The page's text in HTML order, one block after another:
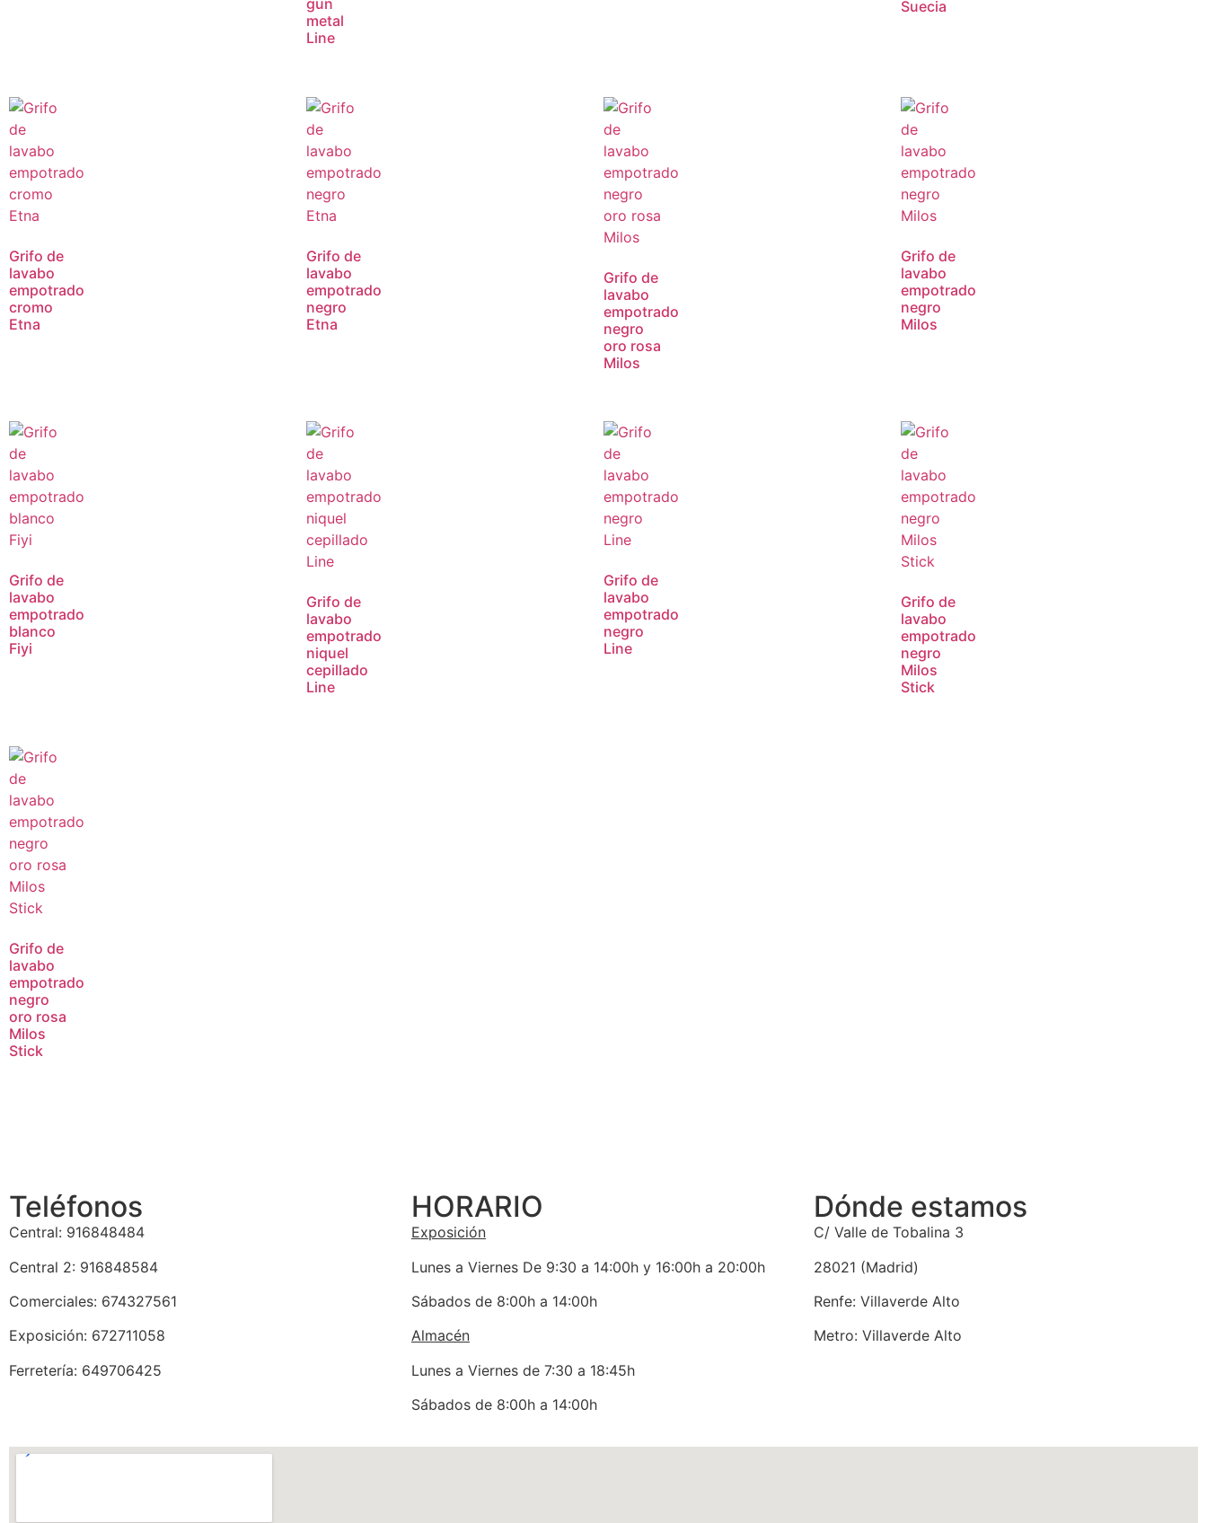
metal
Line
Suecia
Grifo de
lavabo
empotrado
cromo
Etna
Grifo de
lavabo
empotrado
negro
Etna
Grifo de
lavabo
empotrado
negro
oro rosa
Milos
Grifo de
lavabo
empotrado
negro
Milos
Grifo de
lavabo
empotrado
blanco
Fiyi
Grifo de
lavabo
empotrado
niquel
cepillado
Line
Grifo de
lavabo
empotrado
negro
Line
Grifo de
lavabo
empotrado
negro
Milos
Stick
Grifo de
lavabo
empotrado
negro
oro rosa
Milos
Stick
Teléfonos
Central: 916848484
Central 2: 916848584
Comerciales: 674327561
Exposición: 672711058
Ferretería: 649706425
HORARIO
Exposición
Lunes a Viernes De 9:30 a 14:00h y 16:00h a 20:00h
Sábados de 8:00h a 14:00h
Almacén
Lunes a Viernes de 7:30 a 18:45h
Sábados de 8:00h a 14:00h
Dónde estamos
C/ Valle de Tobalina 3
28021 (Madrid)
Renfe: Villaverde Alto
Metro: Villaverde Alto